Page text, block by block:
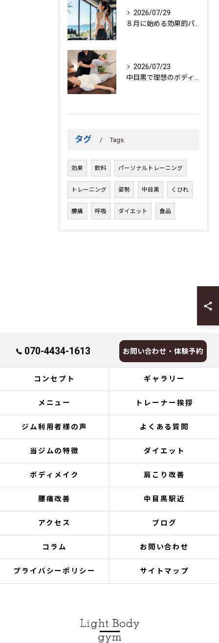
2026/07/29
８月に始める効果的パーソナルトレーニング
2026/07/23
中目黒で理想のボディを作る方法
タグ Tags
効果 飲料 パーソナルトレーニング
トレーニング 姿勢 中目黒 くびれ
腰痛 呼吸 ダイエット 食品
070-4434-1613 お問い合わせ・体験予約
コンセプト ギャラリー
メニュー トレーナー挨拶
ジム利用者様の声 よくある質問
当ジムの特徴 ダイエット
ボディメイク 肩こり改善
腰痛改善 中目黒駅近
アクセス ブログ
コラム お問い合わせ
プライバシーポリシー サイトマップ